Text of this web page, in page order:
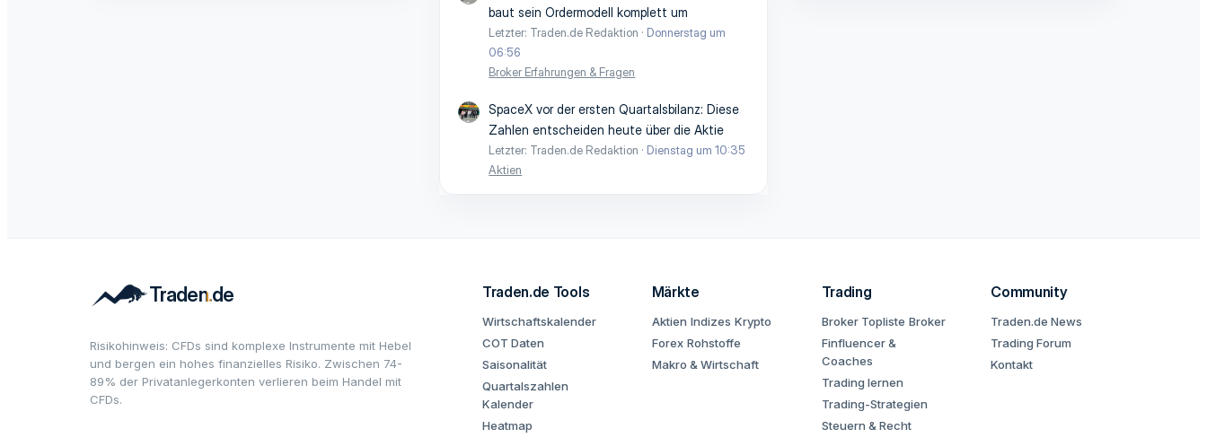
baut sein Ordermodell komplett um
Letzter: Traden.de Redaktion
Donnerstag um
06:56
Broker Erfahrungen & Fragen
SpaceX vor der ersten Quartalsbilanz: Diese
Zahlen entscheiden heute über die Aktie
Letzter: Traden.de Redaktion
Dienstag um 10:35
Aktien
Risikohinweis: CFDs sind komplexe Instrumente mit Hebel
und bergen ein hohes finanzielles Risiko. Zwischen 74-
89% der Privatanlegerkonten verlieren beim Handel mit
CFDs.
Traden.de Tools
Wirtschaftskalender
COT Daten
Saisonalität
Quartalszahlen
Kalender
Heatmap
Märkte
Aktien Indizes Krypto
Forex Rohstoffe
Makro & Wirtschaft
Trading
Broker Topliste Broker
Finfluencer &
Coaches
Trading lernen
Trading-Strategien
Steuern & Recht
Community
Traden.de News
Trading Forum
Kontakt